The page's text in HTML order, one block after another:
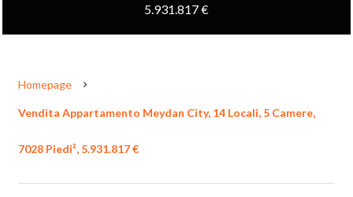
5.931.817 €
Homepage
Vendita Appartamento Meydan City, 14 Locali, 5 Camere,
7028 Piedi², 5.931.817 €